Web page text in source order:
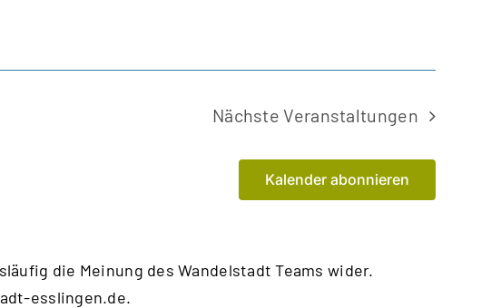
NächsteVeranstaltungen
Kalender abonnieren
die Meinung des Wandelstadt Teams wider.
esslingen.de.